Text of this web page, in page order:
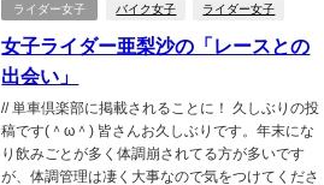
ライダー女子 バイク女子 ライダー女子
女子ライダー亜梨沙の「レースとの
出会い」
// 単車倶楽部に掲載されることに！ 久しぶりの投
稿です(＾ω＾) 皆さんお久しぶりです。年末にな
り飲みごとが多く体調崩されてる方が多いです
が、体調管理は凄く大事なので気をつけてくださ